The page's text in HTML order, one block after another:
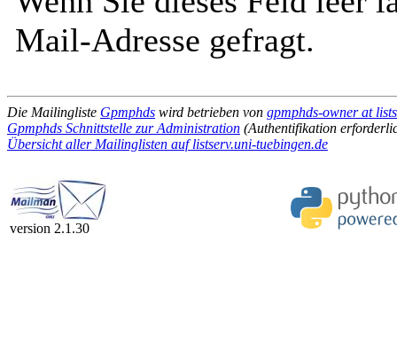
Mail-Adresse gefragt.
Die Mailingliste Gpmphds wird betrieben von gpmphds-owner at
Gpmphds Schnittstelle zur Administration (Authentifikation
Übersicht aller Mailinglisten auf listserv.uni-tuebingen.de
version 2.1.30